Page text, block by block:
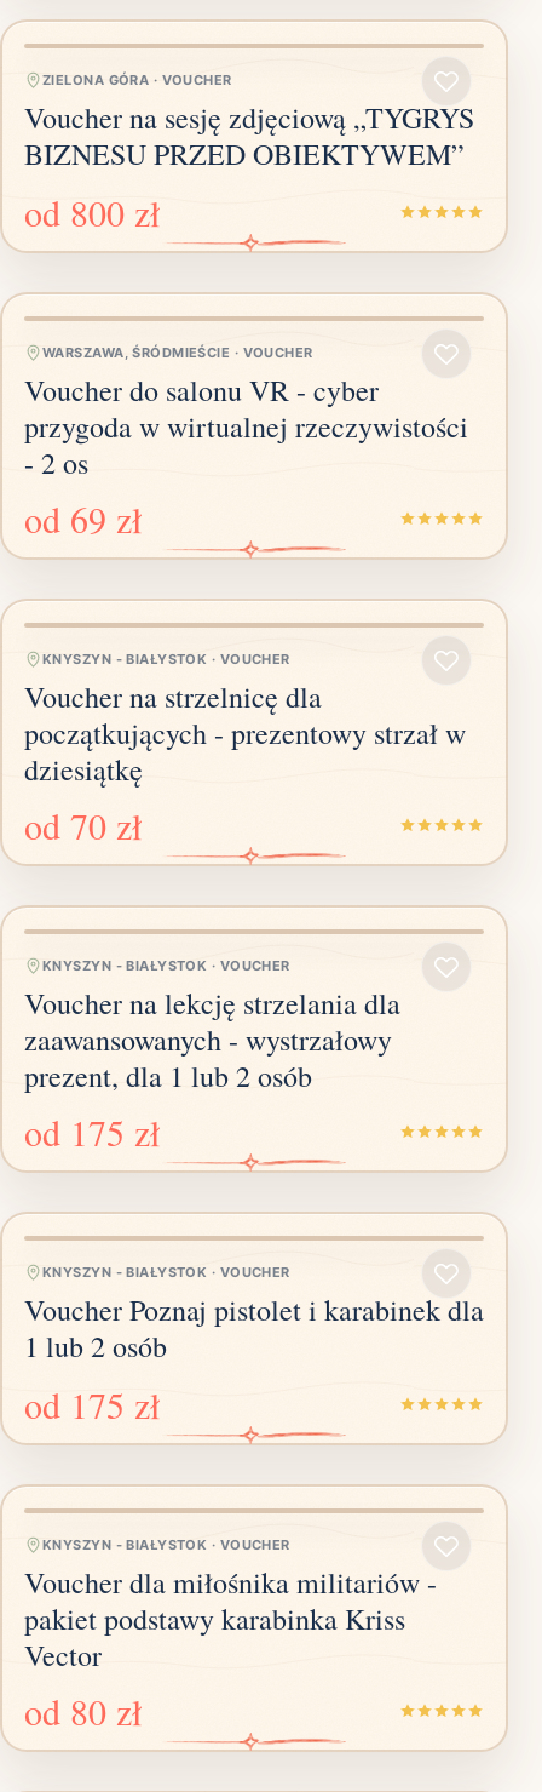
ZIELONA GÓRA · VOUCHER
Voucher na sesję zdjęciową „TYGRYS
BIZNESU PRZED OBIEKTYWEM”
od 800 zł
WARSZAWA, ŚRÓDMIEŚCIE · VOUCHER
Voucher do salonu VR - cyber
przygoda w wirtualnej rzeczywistości
- 2 os
od 69 zł
KNYSZYN - BIAŁYSTOK · VOUCHER
Voucher na strzelnicę dla
początkujących - prezentowy strzał w
dziesiątkę
od 70 zł
KNYSZYN - BIAŁYSTOK · VOUCHER
Voucher na lekcję strzelania dla
zaawansowanych - wystrzałowy
prezent, dla 1 lub 2 osób
od 175 zł
KNYSZYN - BIAŁYSTOK · VOUCHER
Voucher Poznaj pistolet i karabinek dla
1 lub 2 osób
od 175 zł
KNYSZYN - BIAŁYSTOK · VOUCHER
Voucher dla miłośnika militariów -
pakiet podstawy karabinka Kriss
Vector
od 80 zł